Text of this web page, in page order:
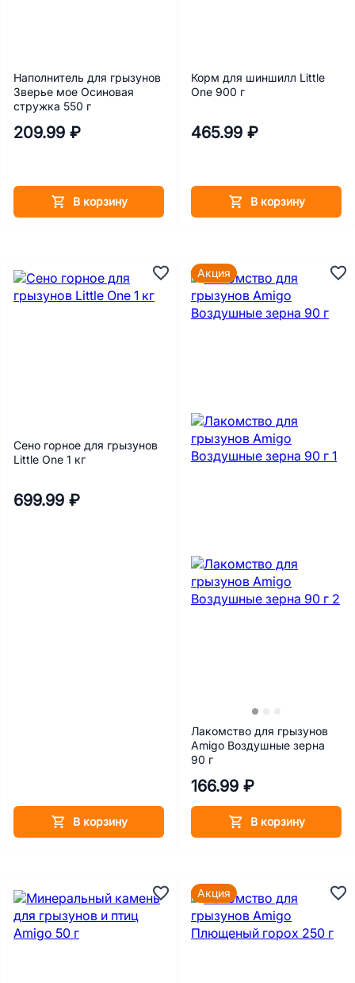
Наполнитель для грызунов
Зверье мое Осиновая
стружка 550 г
209.99 ₽
В корзину
Корм для шиншилл Little
One 900 г
465.99 ₽
В корзину
Сено горное для грызунов
Little One 1 кг
699.99 ₽
В корзину
Лакомство для грызунов
Amigo Воздушные зерна
90 г
166.99 ₽
В корзину
Акция
Акция